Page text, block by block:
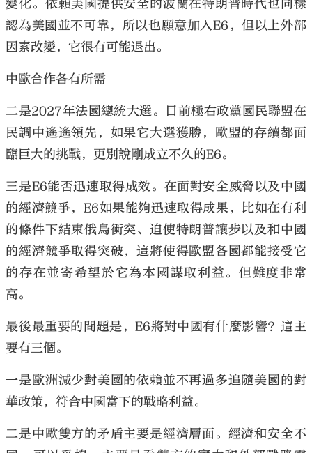
變化。依賴美國提供安全的波蘭在特朗普時代也同樣
認為美國並不可靠，所以也願意加入E6，但以上外部
因素改變，它很有可能退出。
中歐合作各有所需
二是2027年法國總統大選。目前極右政黨國民聯盟在
民調中遙遙領先，如果它大選獲勝，歐盟的存續都面
臨巨大的挑戰，更別說剛成立不久的E6。
三是E6能否迅速取得成效。在面對安全威脅以及中國
的經濟競爭，E6如果能夠迅速取得成果，比如在有利
的條件下結束俄烏衝突、迫使特朗普讓步以及和中國
的經濟競爭取得突破，這將使得歐盟各國都能接受它
的存在並寄希望於它為本國謀取利益。但難度非常
高。
最後最重要的問題是，E6將對中國有什麼影響？這主
要有三個。
一是歐洲減少對美國的依賴並不再過多追隨美國的對
華政策，符合中國當下的戰略利益。
二是中歐雙方的矛盾主要是經濟層面。經濟和安全不